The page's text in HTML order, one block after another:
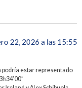
22, 2026 a las 15:55
podría estar representado